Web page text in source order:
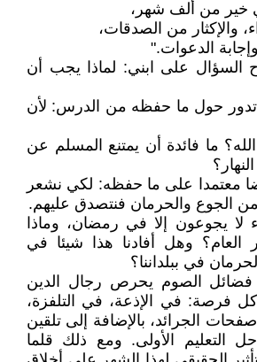
خير من ألف شهر،
والإكثار من الصدقات،
الدعوات."
السؤال على ابني: لماذا يجب أن
تدور حول ما حفظه من الدرس: لأن
ما فائدة أن يمتنع المسلم عن
معتمدا على ما حفظه: لكي نشعر
من الجوع والحرمان فنتصدق عليهم.
لا يجوعون إلا في رمضان، وماذا
وهل أفادنا هذا شيئا في
في ببلداننا؟
فضائل الصوم يحرص رجال الدين
فرصة: في الإذعة، في التلفزة،
الجرائد، بالإضافة إلى تلقين
التعليم الأولى. ومع ذلك قلما